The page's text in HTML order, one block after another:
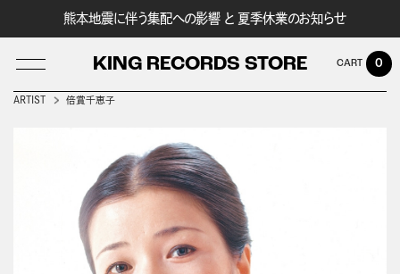
熊本地震に伴う集配への影響 と 夏季休業のお知らせ
KING RECORDS STORE 0
ARTIST 倍賞千恵子